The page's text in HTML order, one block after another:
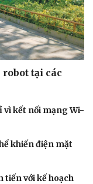
tại các
kết nối mạng Wi-
khiến điện mặt
tiến với kế hoạch